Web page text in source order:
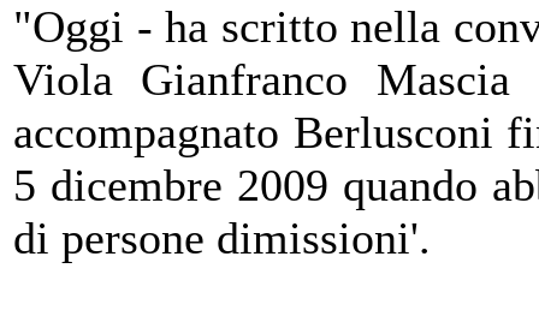
"Oggi - ha scritto nella
Viola Gianfranco
accompagnato Berlusconi
5 dicembre 2009 quando
di persone dimissioni'.